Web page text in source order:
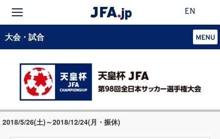
EN
大会・試合
2018/5/26(土)～2018/12/24(月・振休)